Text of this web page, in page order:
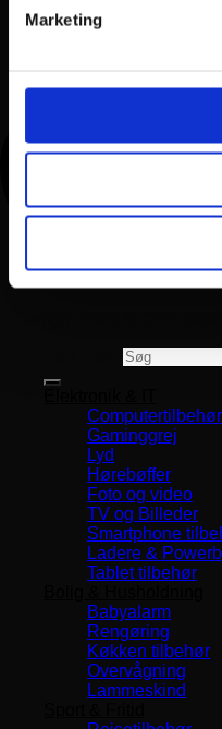
Marketing
Computertilbehør
Gaminggrej
Lyd
Hørebøffer
Foto og video
TV og Billeder
Smartphone
Ladere &
Tablet tilbehør
Babyalarm
Rengøring
Køkken tilbehør
Overvågning
Lammeskind